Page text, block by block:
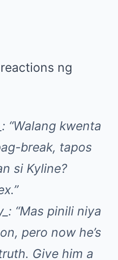
ng
“Walang kwenta
break, tapos
si Kyline?
“Mas pinili niya
pero now he’s
Give him a